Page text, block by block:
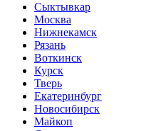
Сыктывкар
Москва
Нижнекамск
Рязань
Воткинск
Курск
Тверь
Екатеринбург
Новосибирск
Майкоп